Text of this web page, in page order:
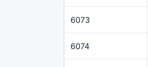
6073
6074